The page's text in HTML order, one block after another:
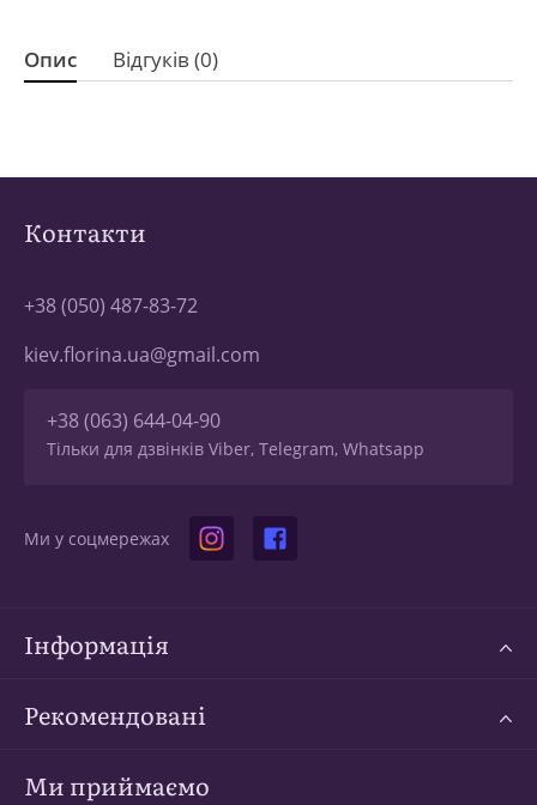
Опис Відгуків (0)
Контакти
+38 (050) 487-83-72
kiev.florina.ua@gmail.com
+38 (063) 644-04-90
Тільки для дзвінків Viber, Telegram, Whatsapp
Ми у соцмережах
Інформація
Рекомендовані
Ми приймаємо